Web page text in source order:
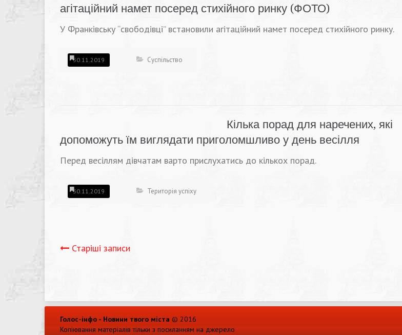
агітаційний намет посеред стихійного ринку (ФОТО)
У Франківську “свободівці” встановили агітаційний намет посеред стихійного ринку.
30.11.2019 Суспільство
Кілька порад для наречених, які
допоможуть їм виглядати приголомшливо у день весілля
Перед весіллям дівчатам варто прислухатись до кількох порад.
30.11.2019 Територія успіху
Навігація
Старіші записи
Голос-інфо - Новини твого міста © 2016
Копіювання матеріалів тільки з посиланням на джерело